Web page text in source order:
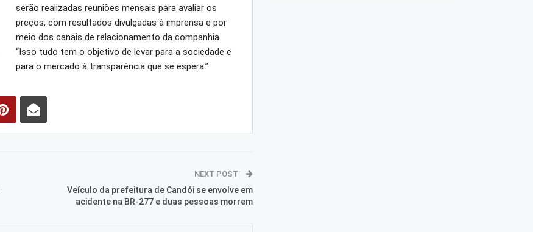
serão realizadas reuniões mensais para avaliar os
preços, com resultados divulgadas à imprensa e por
meio dos canais de relacionamento da companhia.
“Isso tudo tem o objetivo de levar para a sociedade e
para o mercado à transparência que se espera.”
NEXT POST
Veículo da prefeitura de Candói se envolve em
acidente na BR-277 e duas pessoas morrem